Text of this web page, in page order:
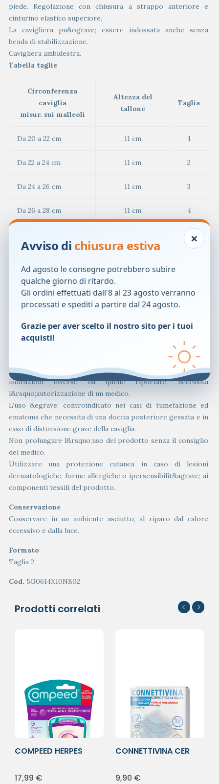
piede. Regolazione con chiusura a strappo anteriore e
cinturino elastico superiore.
La cavigliera pu&ograve; essere indossata anche senza
benda di stabilizzazione.
Cavigliera ambidestra.
Tabella taglie
Circonferenza
caviglia
misur. sui malleoli
Altezza del
tallone
Taglia
Da 20 a 22 cm 11 cm 1
Da 22 a 24 cm 11 cm 2
Da 24 a 26 cm 11 cm 3
Da 26 a 28 cm 11 cm 4
5
Lavare a mano in acqua a 30 &deg;C con sapone o detersivo
neutri, sciacquare bene, lasciare asciugare orizzontalmente.
Non stirare.
78% poliammide, 22% gomma.
Per una corretta scelta della taglia, si consiglia di provare il
prodotto. L&rsquo;utilizzo di questo prodotto per
indicazioni diverse da quelle riportate, necessita
l&rsquo;autorizzazione di un medico.
L’uso &egrave; controindicato nei casi di tumefazione ed
ematoma che necessita di una doccia posteriore gessata e in
caso di distorsione grave della caviglia.
Non prolungare l&rsquo;uso del prodotto senza il consiglio
del medico.
Utilizzare una protezione cutanea in caso di lesioni
dermatologiche, forme allergiche o ipersensibilit&agrave; ai
componenti tessili del prodotto.
Conservazione
Conservare in un ambiente asciutto, al riparo dal calore
eccessivo e dalla luce.
Formato
Taglia 2
Cod. 5G0614X10NB02
Prodotti correlati
COMPEED HERPES
17,99 €
CONNETTIVINA CER
9,90 €
×
Avviso di chiusura estiva
Ad agosto le consegne potrebbero subire
qualche giorno di ritardo.
Gli ordini effettuati dall'8 al 23 agosto verranno
processati e spediti a partire dal 24 agosto.
Grazie per aver scelto il nostro sito per i tuoi
acquisti!